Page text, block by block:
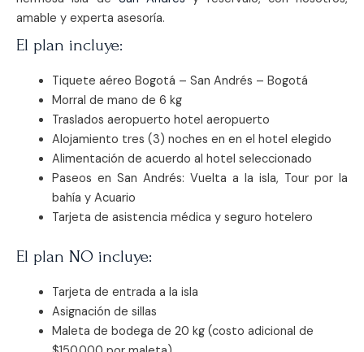
amable y experta asesoría.
El plan incluye:
Tiquete aéreo Bogotá – San Andrés – Bogotá
Morral de mano de 6 kg
Traslados aeropuerto hotel aeropuerto
Alojamiento tres (3) noches en en el hotel elegido
Alimentación de acuerdo al hotel seleccionado
Paseos en San Andrés: Vuelta a la isla, Tour por la
bahía y Acuario
Tarjeta de asistencia médica y seguro hotelero
El plan NO incluye:
Tarjeta de entrada a la isla
Asignación de sillas
Maleta de bodega de 20 kg (costo adicional de